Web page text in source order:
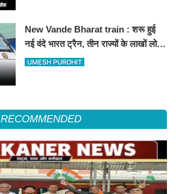
New Vande Bharat train : शरू हुई
नई वंदे भारत ट्रैन, तीन राज्यों के लाखों लोगों
का सफर होगा आसान, देखें पूरा रूटमैप
UMESH PUROHIT
RECOMMENDED